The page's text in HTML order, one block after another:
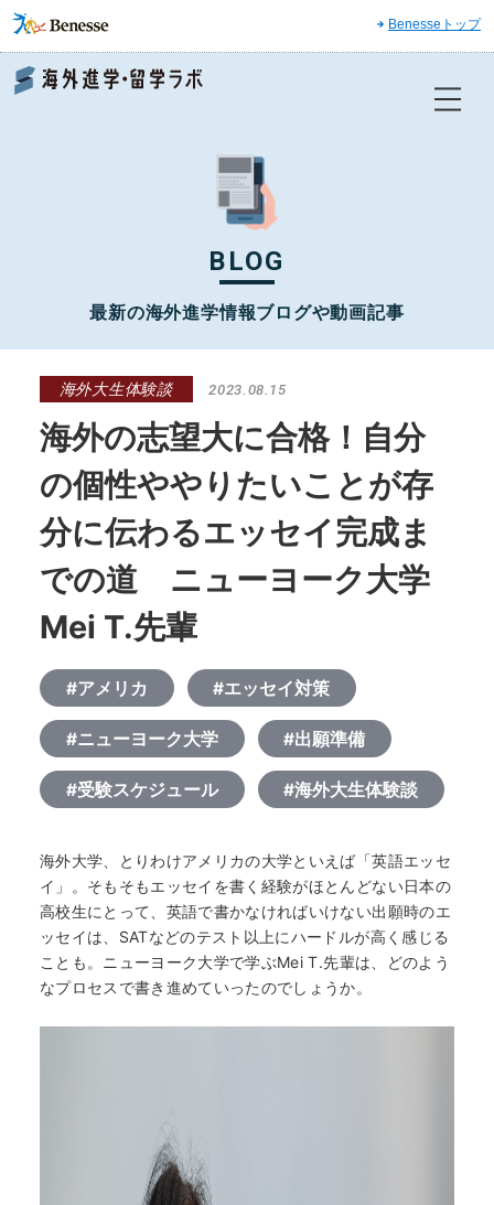
Benesseトップ
BLOG
最新の海外進学情報ブログや動画記事
海外大生体験談 2023.08.15
海外の志望大に合格！自分
の個性ややりたいことが存
分に伝わるエッセイ完成ま
での道 ニューヨーク大学
Mei T.先輩
#アメリカ #エッセイ対策
#ニューヨーク大学 #出願準備
#受験スケジュール #海外大生体験談
海外大学、とりわけアメリカの大学といえば「英語エッセ
イ」。そもそもエッセイを書く経験がほとんどない日本の
高校生にとって、英語で書かなければいけない出願時のエ
ッセイは、SATなどのテスト以上にハードルが高く感じる
ことも。ニューヨーク大学で学ぶMei T.先輩は、どのよう
なプロセスで書き進めていったのでしょうか。